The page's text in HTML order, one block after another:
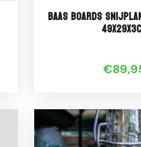
Baas Boards